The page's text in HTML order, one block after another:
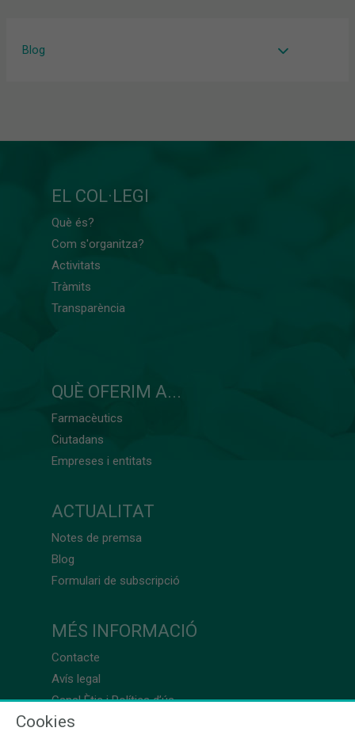
Blog
EL COL·LEGI
Què és?
Com s'organitza?
Activitats
Tràmits
Transparència
QUÈ OFERIM A...
Farmacèutics
Ciutadans
Empreses i entitats
ACTUALITAT
Notes de premsa
Blog
Formulari de subscripció
MÉS INFORMACIÓ
Contacte
Avís legal
Canal Ètic i Política d’ús
Cookies